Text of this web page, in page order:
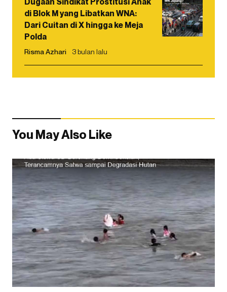
di Blok M yang Libatkan WNA:
Dari Cuitan di X hingga ke Meja
Polda
Risma Azhari 3 bulan lalu
You May Also Like